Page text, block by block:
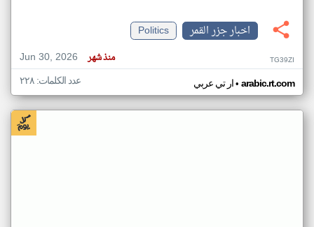
اخبار جزر القمر
Politics
Jun 30, 2026
منذ شهر TG39ZI
ار تي عربي• arabic.rt.com عدد الكلمات: ٢٢٨